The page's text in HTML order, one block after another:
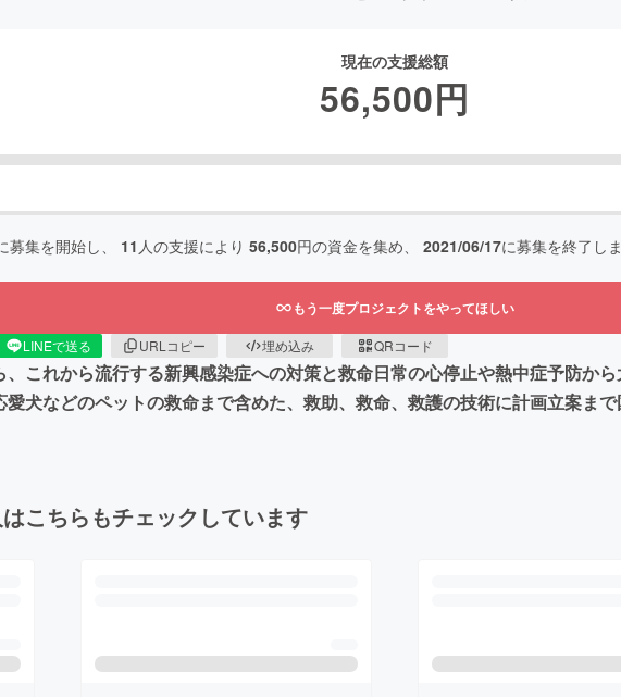
現在の支援総額
56,500円
募集を開始し、 11 人の支援により 56,500円の資金を集め、 2021/06/17に募集を終了し
もう一度プロジェクトをやってほしい
LINEで送る URLコピー 埋め込み QRコード
これから流行する新興感染症への対策と救命日常の心停止や熱中症予防か
犬などのペットの救命まで含めた、救助、救命、救護の技術に計画立案ま
こちらもチェックしています